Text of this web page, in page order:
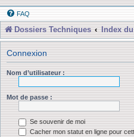
FAQ
Dossiers Techniques Index
Connexion
Nom d’utilisateur :
Mot de passe :
Se souvenir de moi
Cacher mon statut en ligne pour